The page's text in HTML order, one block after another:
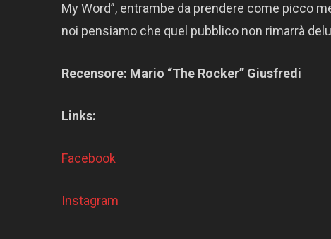
My Word”, entrambe da prendere come picco
noi pensiamo che quel pubblico non rimarrà
Recensore: Mario “The Rocker” Giusfredi
Links:
Facebook
Instagram